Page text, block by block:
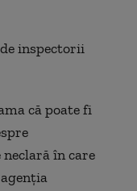
inspectorii
că poate fi
în care